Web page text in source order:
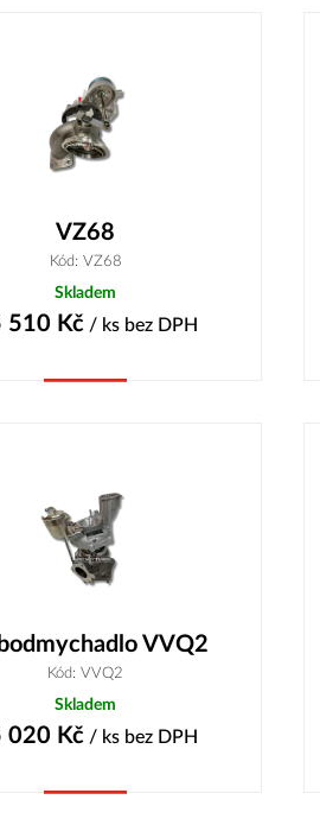
VZ68
Kód: VZ68
Skladem
510 Kč/ ks bez DPH
VVQ2
Kód: VVQ2
Skladem
020 Kč/ ks bez DPH